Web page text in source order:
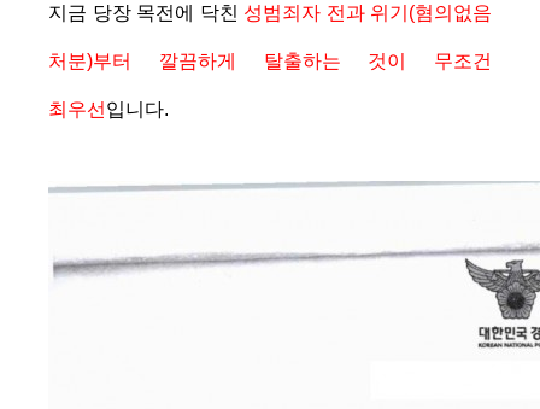
지금 당장 목전에 닥친 성범죄자 전과 위기(혐의없음
처분)부터 깔끔하게 탈출하는 것이 무조건
최우선 입니다.